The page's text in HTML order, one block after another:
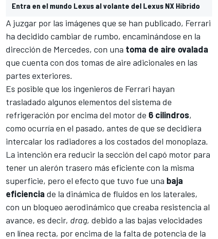
Entra en el mundo Lexus al volante del Lexus NX Híbrido
A juzgar por las imágenes que se han publicado, Ferrari
ha decidido cambiar de rumbo, encaminándose en la
dirección de Mercedes, con una toma de aire ovalada
que cuenta con dos tomas de aire adicionales en las
partes exteriores.
Es posible que los ingenieros de Ferrari hayan
trasladado algunos elementos del sistema de
refrigeración por encima del motor de 6 cilindros,
como ocurría en el pasado, antes de que se decidiera
intercalar los radiadores a los costados del monoplaza.
La intención era reducir la sección del capó motor para
tener un alerón trasero más eficiente con la misma
superficie, pero el efecto que tuvo fue una baja
eficiencia de la dinámica de fluidos en los laterales,
con un bloqueo aerodinámico que creaba resistencia al
avance, es decir, drag, debido a las bajas velocidades
en línea recta, por encima de la falta de potencia de la